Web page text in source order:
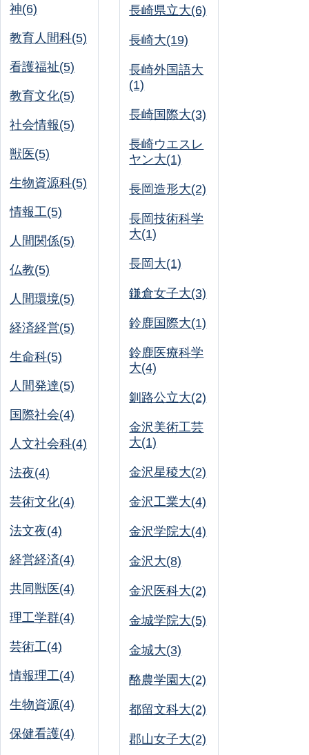
神(6)
教育人間科(5)
看護福祉(5)
教育文化(5)
社会情報(5)
獣医(5)
生物資源科(5)
情報工(5)
人間関係(5)
仏教(5)
人間環境(5)
経済経営(5)
生命科(5)
人間発達(5)
国際社会(4)
人文社会科(4)
法夜(4)
芸術文化(4)
法文夜(4)
経営経済(4)
共同獣医(4)
理工学群(4)
芸術工(4)
情報理工(4)
生物資源(4)
保健看護(4)
長崎県立大(6)
長崎大(19)
長崎外国語大
(1)
長崎国際大(3)
長崎ウエスレ
ヤン大(1)
長岡造形大(2)
長岡技術科学
大(1)
長岡大(1)
鎌倉女子大(3)
鈴鹿国際大(1)
鈴鹿医療科学
大(4)
釧路公立大(2)
金沢美術工芸
大(1)
金沢星稜大(2)
金沢工業大(4)
金沢学院大(4)
金沢大(8)
金沢医科大(2)
金城学院大(5)
金城大(3)
酪農学園大(2)
都留文科大(2)
郡山女子大(2)